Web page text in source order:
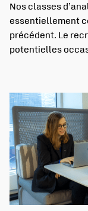
Nos classes
essentiellement
précédent. Le
potentielles